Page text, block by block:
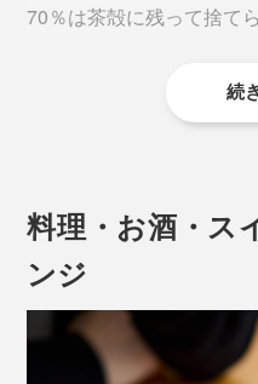
土壌や原材料、製造工程
ニック認証機関ですが、
はさらに厳しい審査が定
それらを常にクリアしな
てられたお茶だからこそ
70％は茶殻に残って捨て
無農薬有機栽培の『THE
続
料理・お酒・ス
ンジ